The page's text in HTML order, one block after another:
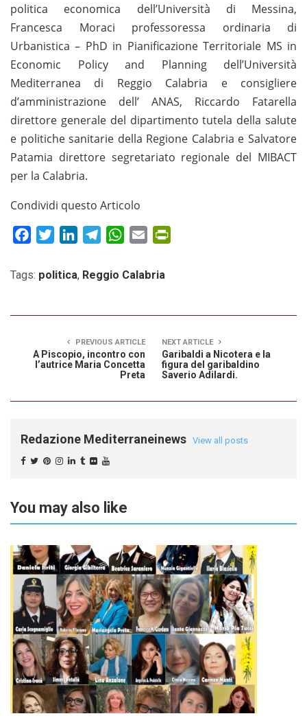
politica economica dell’Università di Messina,
Francesca Moraci professoressa ordinaria di
Urbanistica – PhD in Pianificazione Territoriale MS in
Economic Policy and Planning dell’Università
Mediterranea di Reggio Calabria e consigliere
d’amministrazione dell’ ANAS, Riccardo Fatarella
direttore generale del dipartimento tutela della salute
e politiche sanitarie della Regione Calabria e Salvatore
Patamia direttore segretariato regionale del MIBACT
per la Calabria.
Condividi questo Articolo
FacebookTwitterLinkedInTelegramWhatsApp
Email
Tags: politica, Reggio Calabria
PREVIOUS ARTICLE
A Piscopio, incontro con
l’autrice Maria Concetta
Preta
NEXT ARTICLE
Garibaldi a Nicotera e la
figura del garibaldino
Saverio Adilardi.
Redazione Mediterraneinews View all posts
You may also like